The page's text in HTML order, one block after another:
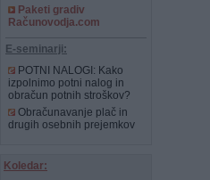
Paketi gradiv
Računovodja.com
E-seminarji:
POTNI NALOGI: Kako
izpolnimo potni nalog in
obračun potnih stroškov?
Obračunavanje plač in
drugih osebnih prejemkov
Koledar: